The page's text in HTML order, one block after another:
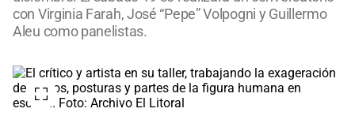
con Virginia Farah, José “Pepe” Volpogni y Guillermo
Aleu como panelistas.